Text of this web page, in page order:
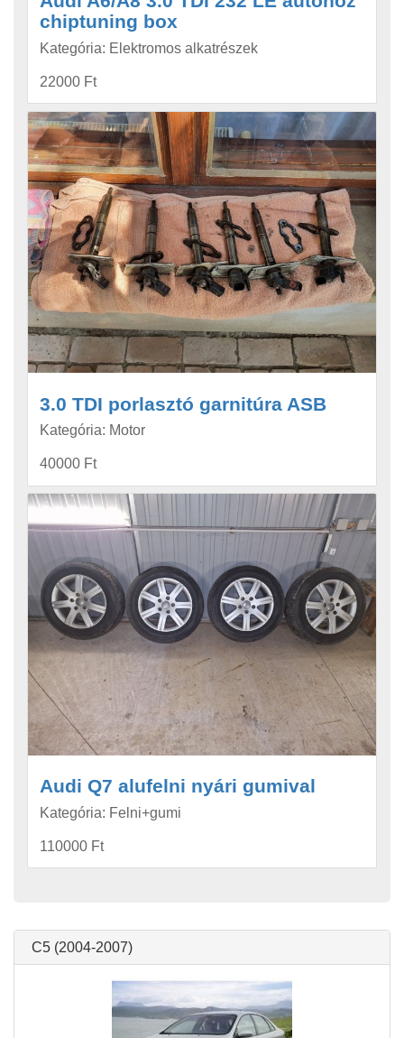
chiptuning box
Kategória: Elektromos alkatrészek
22000 Ft
3.0 TDI porlasztó garnitúra ASB
Kategória: Motor
40000 Ft
Audi Q7 alufelni nyári gumival
Kategória: Felni+gumi
110000 Ft
C5 (2004-2007)